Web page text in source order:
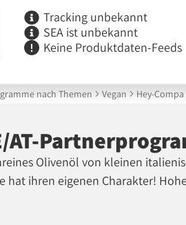
Tracking unbekannt
SEA ist unbekannt
Keine Produktdaten-Feeds
nach Themen Vegan Hey-
AT-
Olivenöl von kleinen
hat ihren eigenen Charakter!